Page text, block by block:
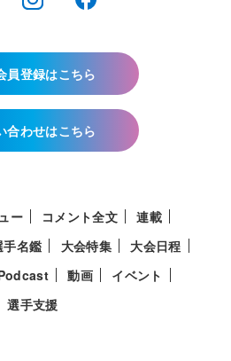
員登録はこちら
合わせはこちら
ー コメント全文
連載
手名鑑 大会特集
大会日程
動画
イベント
選手支援